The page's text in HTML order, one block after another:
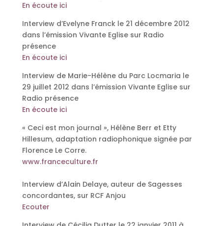
En écoute ici
Interview d’Evelyne Franck le 21 décembre 2012
dans l’émission Vivante Eglise sur Radio
présence
En écoute ici
Interview de Marie-Hélène du Parc Locmaria le
29 juillet 2012 dans l’émission Vivante Eglise sur
Radio présence
En écoute ici
« Ceci est mon journal », Hélène Berr et Etty
Hillesum, adaptation radiophonique signée par
Florence Le Corre.
www.franceculture.fr
Interview d’Alain Delaye, auteur de Sagesses
concordantes, sur RCF Anjou
Ecouter